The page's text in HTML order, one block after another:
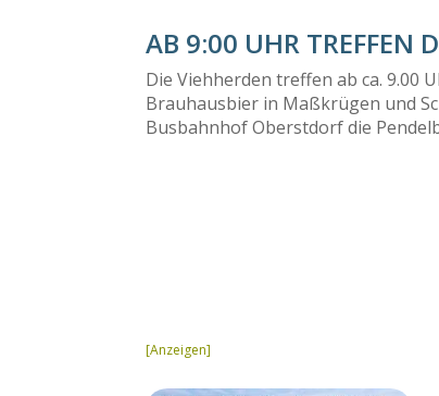
AB 9:00 UHR TREFFEN
Die Viehherden treffen ab ca. 9.00
Brauhausbier in Maßkrügen und
Busbahnhof Oberstdorf die
[Anzeigen]